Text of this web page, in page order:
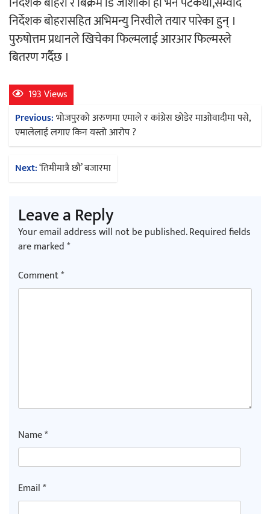
निर्देशक बोहरासहित अभिमन्यु निरवीले तयार पारेका हुन् ।
पुरुषोत्तम प्रधानले खिचेका फिल्मलाई आरआर फिल्मस्ले
बितरण गर्दैछ ।
193 Views
Post
navigation
Previous:भोजपुरको अरुणमा एमाले र कांग्रेस छोडेर माओवादीमा पसे,
एमालेलाई लगाए किन यस्तो आरोप ?
Next:‘तिमीमात्रै छौ’ बजारमा
Leave a Reply
Your email address will not be published.Required fields
are marked*
Comment*
Name*
Email*